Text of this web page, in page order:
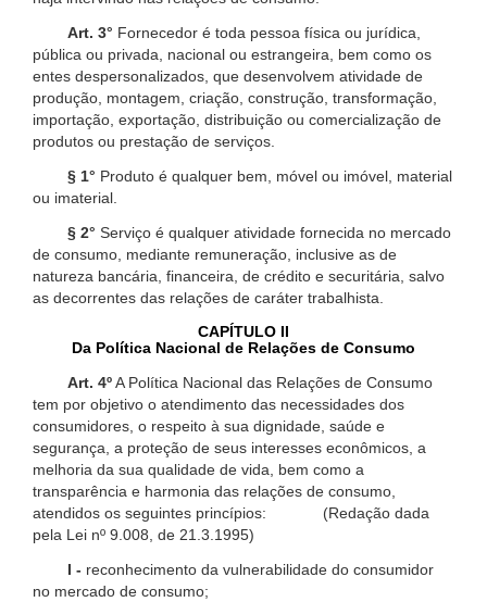
Art. 3° Fornecedor é toda pessoa física ou jurídica,
pública ou privada, nacional ou estrangeira, bem como os
entes despersonalizados, que desenvolvem atividade de
produção, montagem, criação, construção, transformação,
importação, exportação, distribuição ou comercialização de
produtos ou prestação de serviços.
§ 1° Produto é qualquer bem, móvel ou imóvel, material
ou imaterial.
§ 2° Serviço é qualquer atividade fornecida no mercado
de consumo, mediante remuneração, inclusive as de
natureza bancária, financeira, de crédito e securitária, salvo
as decorrentes das relações de caráter trabalhista.
CAPÍTULO II
Da Política Nacional de Relações de Consumo
Art. 4ºA Política Nacional das Relações de Consumo
tem por objetivo o atendimento das necessidades dos
consumidores, o respeito à sua dignidade, saúde e
segurança, a proteção de seus interesses econômicos, a
melhoria da sua qualidade de vida, bem como a
transparência e harmonia das relações de consumo,
atendidos os seguintes princípios: (Redação dada
pela Lei nº 9.008, de 21.3.1995)
I - reconhecimento da vulnerabilidade do consumidor
no mercado de consumo;